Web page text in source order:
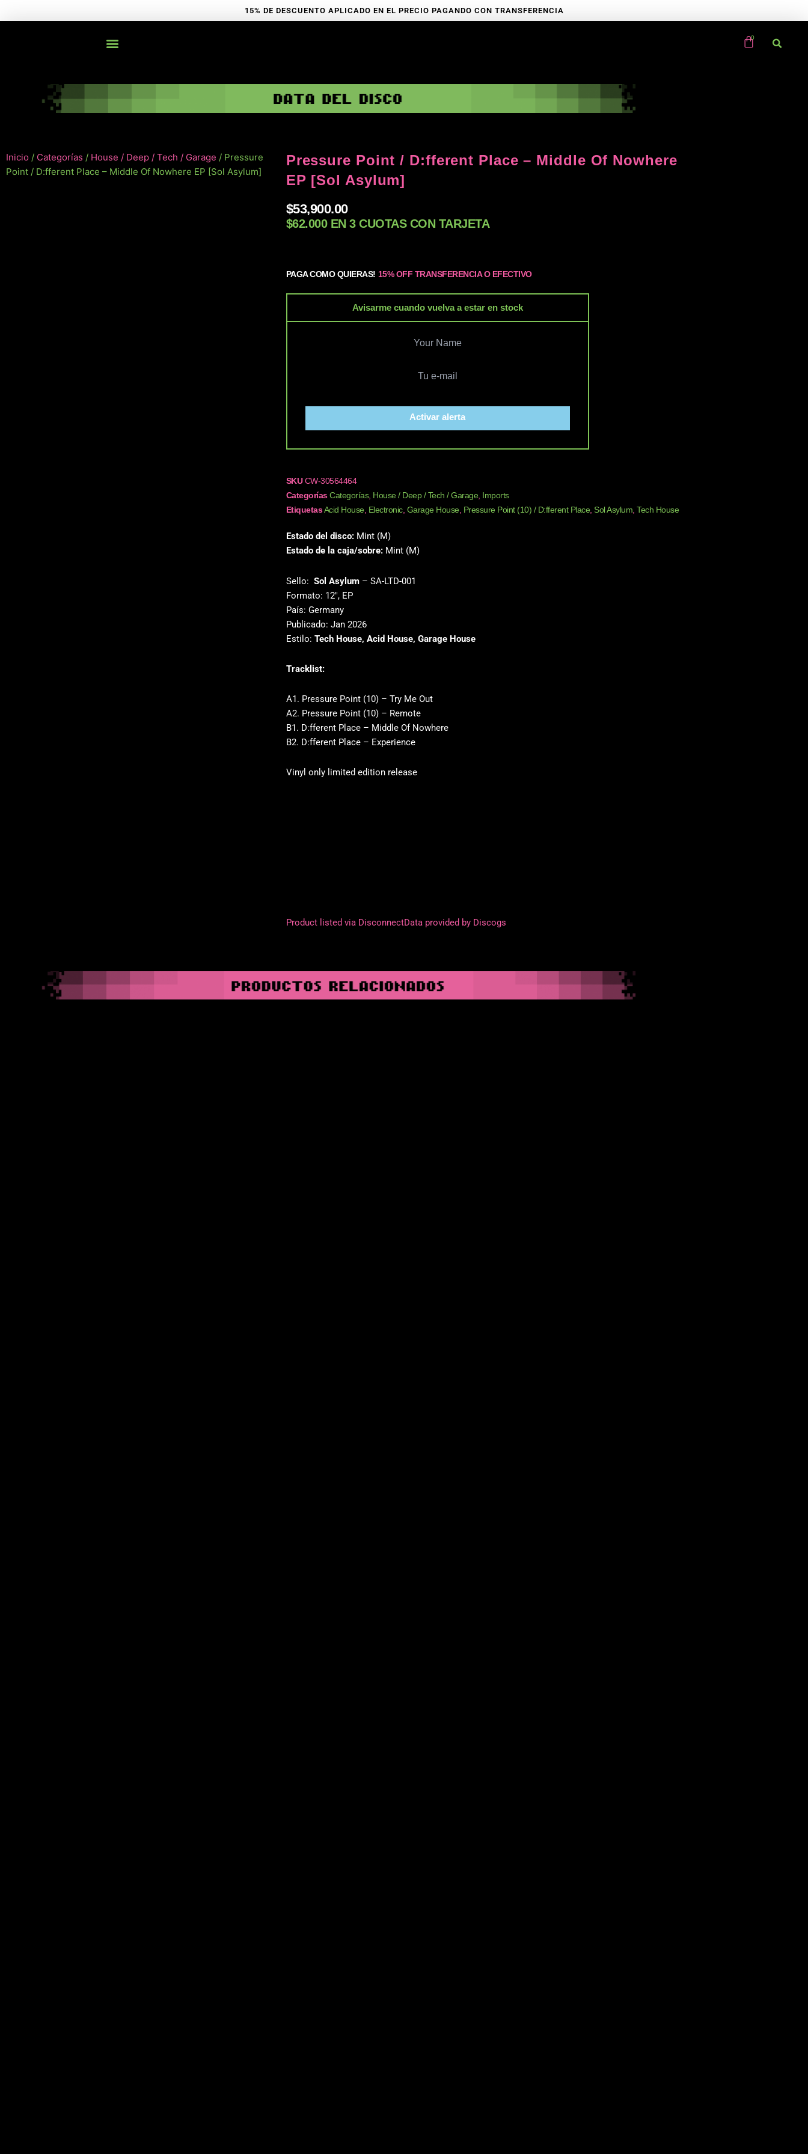
al
15% DE DESCUENTO APLICADO EN EL PRECIO PAGANDO CON TRANSFERENCIA
Inicio / Categorías / House / Deep / Tech / Garage / Pressure
Point / D:fferent Place – Middle Of Nowhere EP [Sol Asylum]
Pressure Point / D:fferent Place – Middle Of Nowhere
EP [Sol Asylum]
$53,900.00
$62.000 EN 3 CUOTAS CON TARJETA
PAGA COMO QUIERAS! 15% OFF TRANSFERENCIA O EFECTIVO
Avisarme cuando vuelva a estar en stock
Activar alerta
SKUCW-30564464
Categorías Categorías, House / Deep / Tech / Garage, Imports
EtiquetasAcid House, Electronic, Garage House, Pressure Point (10) / D:fferent Place, Sol Asylum,Tech House
Estado del disco:Mint (M)
Estado de la caja/sobre:Mint (M)
Sello: Sol Asylum‎– SA-LTD-001
Formato: 12″, EP
País: Germany
Publicado: Jan 2026
Estilo: Tech House, Acid House, Garage House
Tracklist:
A1. Pressure Point (10) – Try Me Out
A2. Pressure Point (10) – Remote
B1. D:fferent Place – Middle Of Nowhere
B2. D:fferent Place – Experience
Vinyl only limited edition release
Product listed via DisconnectData provided by Discogs